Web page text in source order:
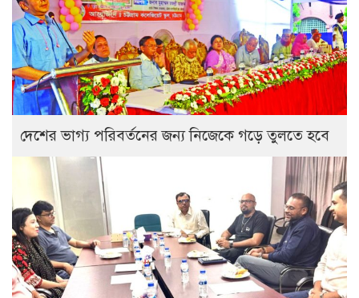
দেশের ভাগ্য পরিবর্তনের জন্য নিজেকে গড়ে তুলতে হবে